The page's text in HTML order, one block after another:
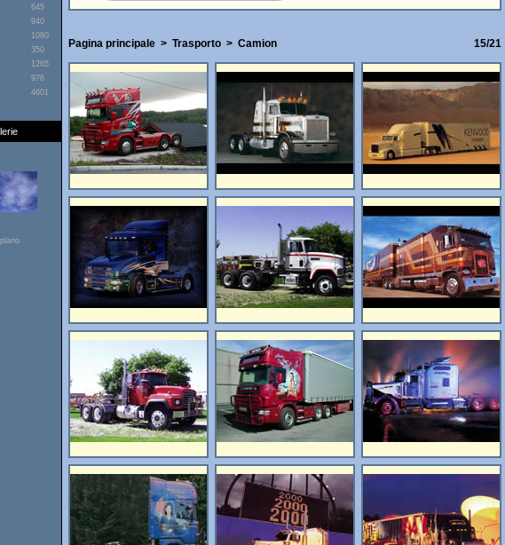
645
940
1080
350
1265
976
4601
Pagina principale> Trasporto> Camion 15/21